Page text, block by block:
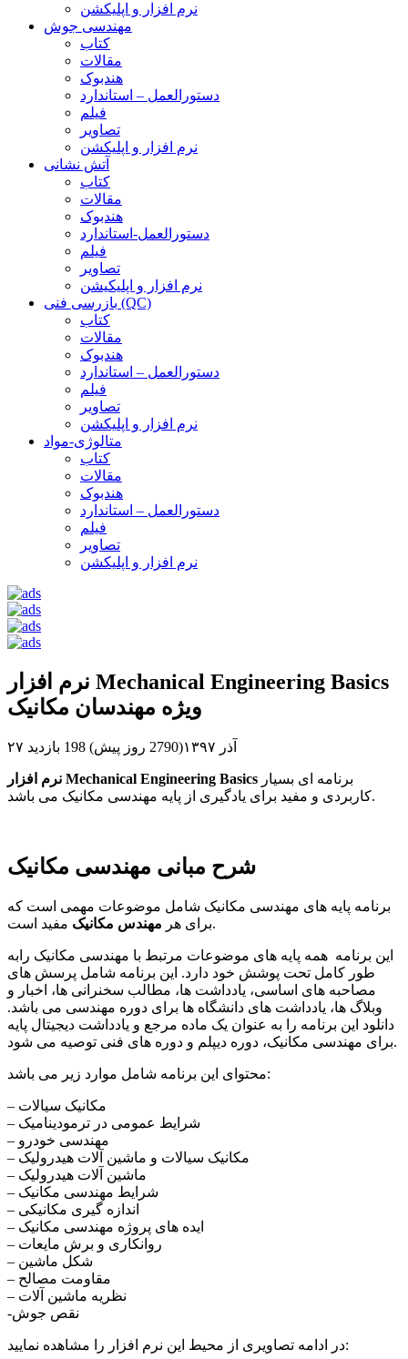
نرم افزار و اپلیکشن
مهندسی جوش
کتاب
مقالات
هندبوک
دستورالعمل – استاندارد
فیلم
تصاویر
نرم افزار و اپلیکشن
آتش نشانی
کتاب
مقالات
هندبوک
دستورالعمل-استاندارد
فیلم
تصاویر
نرم افزار و اپلیکیشن
بازرسی فنی (QC)
کتاب
مقالات
هندبوک
دستورالعمل – استاندارد
فیلم
تصاویر
نرم افزار و اپلیکشن
متالوژی-مواد
کتاب
مقالات
هندبوک
دستورالعمل – استاندارد
فیلم
تصاویر
نرم افزار و اپلیکشن
نرم افزار Mechanical Engineering Basics
ویژه مهندسان مکانیک
۲۷ آذر ۱۳۹۷(2790 روز پیش) 198 بازدید
نرم افزار Mechanical Engineering Basics
کاربردی و مفید برای یادگیری از پایه مهندسی مکانیک می باشد.
شرح مبانی مهندسی مکانیک
برنامه پایه های مهندسی مکانیک شامل موضوعات مهمی است که
برای هر مهندس مکانیک مفید است.
این برنامه همه پایه های موضوعات مرتبط با مهندسی مکانیک رابه
طور کامل تحت پوشش خود دارد. این برنامه شامل پرسش های
مصاحبه های اساسی، یادداشت ها، مطالب سخنرانی ها، اخبار و
وبلاگ ها، یادداشت های دانشگاه ها برای دوره مهندسی می باشد.
دانلود این برنامه را به عنوان یک ماده مرجع و یادداشت دیجیتال پایه
برای مهندسی مکانیک، دوره دیپلم و دوره های فنی توصیه می شود.
محتوای این برنامه شامل موارد زیر می باشد:
– مکانیک سیالات
– شرایط عمومی در ترمودینامیک
– مهندسی خودرو
– مکانیک سیالات و ماشین آلات هیدرولیک
– ماشین آلات هیدرولیک
– شرایط مهندسی مکانیک
– اندازه گیری مکانیکی
– ایده های پروژه مهندسی مکانیک
– روانکاری و برش مایعات
– شکل ماشین
– مقاومت مصالح
– نظریه ماشین آلات
-نقص جوش
در ادامه تصاویری از محیط این نرم افزار را مشاهده نمایید: